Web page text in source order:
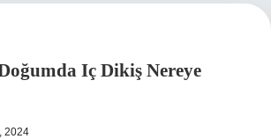
Iç Dikiş Nereye
2024